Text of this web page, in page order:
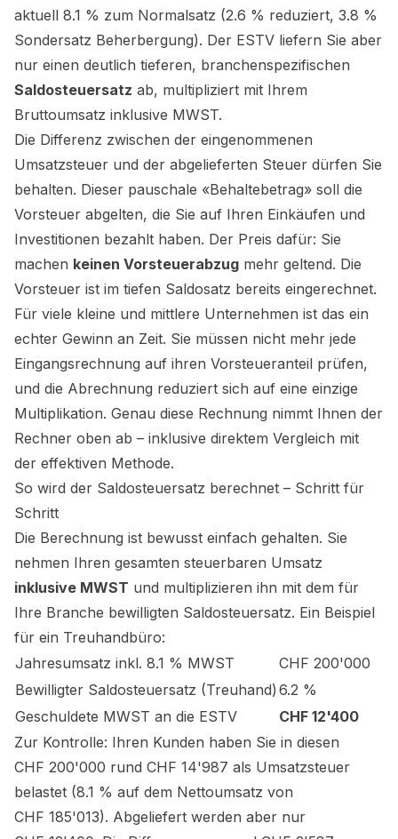
aktuell 8.1 % zum Normalsatz (2.6 % reduziert, 3.8 %
Sondersatz Beherbergung). Der ESTV liefern Sie aber
nur einen deutlich tieferen, branchenspezifischen
Saldosteuersatz ab, multipliziert mit Ihrem
Bruttoumsatz inklusive MWST.
Die Differenz zwischen der eingenommenen
Umsatzsteuer und der abgelieferten Steuer dürfen Sie
behalten. Dieser pauschale «Behaltebetrag» soll die
Vorsteuer abgelten, die Sie auf Ihren Einkäufen und
Investitionen bezahlt haben. Der Preis dafür: Sie
machen keinen Vorsteuerabzug mehr geltend. Die
Vorsteuer ist im tiefen Saldosatz bereits eingerechnet.
Für viele kleine und mittlere Unternehmen ist das ein
echter Gewinn an Zeit. Sie müssen nicht mehr jede
Eingangsrechnung auf ihren Vorsteueranteil prüfen,
und die Abrechnung reduziert sich auf eine einzige
Multiplikation. Genau diese Rechnung nimmt Ihnen der
Rechner oben ab – inklusive direktem Vergleich mit
der effektiven Methode.
So wird der Saldosteuersatz berechnet – Schritt für
Schritt
Die Berechnung ist bewusst einfach gehalten. Sie
nehmen Ihren gesamten steuerbaren Umsatz
inklusive MWST und multiplizieren ihn mit dem für
Ihre Branche bewilligten Saldosteuersatz. Ein Beispiel
für ein Treuhandbüro:
Jahresumsatz inkl. 8.1 % MWST
CHF 200'000
Bewilligter Saldosteuersatz (Treuhand) 6.2 %
Geschuldete MWST an die ESTV
CHF 12'400
Zur Kontrolle: Ihren Kunden haben Sie in diesen
CHF 200'000 rund CHF 14'987 als Umsatzsteuer
belastet (8.1 % auf dem Nettoumsatz von
CHF 185'013). Abgeliefert werden aber nur